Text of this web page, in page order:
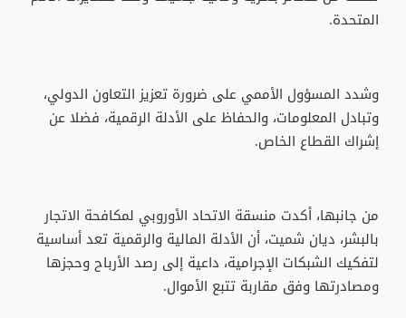
المتحدة.
وشدد المسؤول الأممي على ضرورة تعزيز التعاون الدولي،
وتبادل المعلومات، والحفاظ على الأدلة الرقمية، فضلا عن
إشراك القطاع الخاص.
من جانبها، أكدت منسقة الاتحاد الأوروبي لمكافحة الاتجار
بالبشر، ديان شميت، أن الأدلة المالية والرقمية تعد أساسية
لتفكيك الشبكات الإجرامية، داعية إلى رصد الأرباح وحجزها
ومصادرتها وفق مقاربة تتبع الأموال.